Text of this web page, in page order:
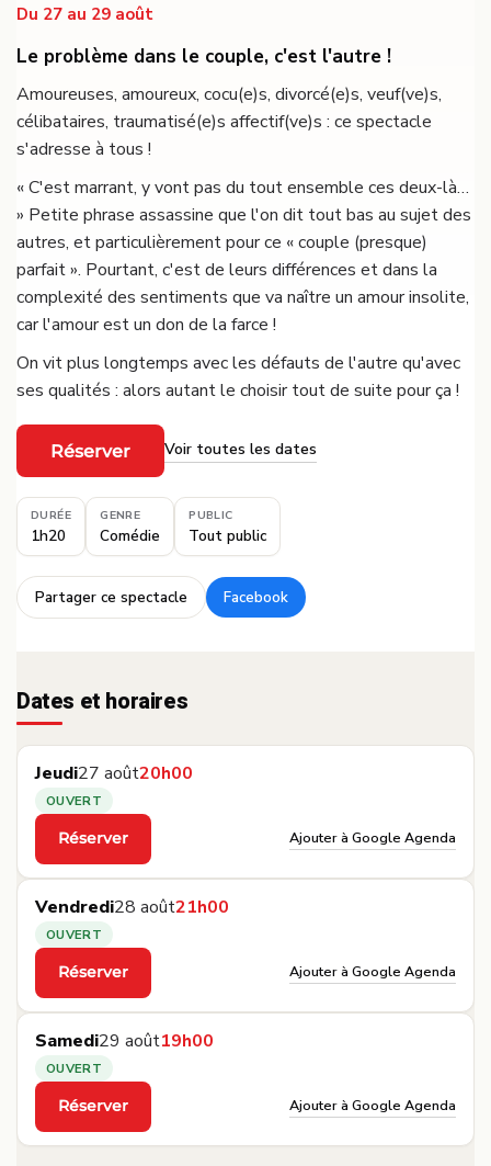
Du 27 au 29 août
Le problème dans le couple, c'est l'autre !
Amoureuses, amoureux, cocu(e)s, divorcé(e)s, veuf(ve)s,
célibataires, traumatisé(e)s affectif(ve)s : ce spectacle
s'adresse à tous !
« C'est marrant, y vont pas du tout ensemble ces deux-là…
» Petite phrase assassine que l'on dit tout bas au sujet des
autres, et particulièrement pour ce « couple (presque)
parfait ». Pourtant, c'est de leurs différences et dans la
complexité des sentiments que va naître un amour insolite,
car l'amour est un don de la farce !
On vit plus longtemps avec les défauts de l'autre qu'avec
ses qualités : alors autant le choisir tout de suite pour ça !
Réserver Voir toutes les dates
DURÉE
1h20
GENRE
Comédie
PUBLIC
Tout public
Partager ce spectacle
·
Facebook
Dates et horaires
Jeudi27 août20h00
OUVERT
Réserver
·
Ajouter à Google Agenda
Vendredi28 août21h00
OUVERT
Réserver
·
Ajouter à Google Agenda
Samedi29 août19h00
OUVERT
Réserver
·
Ajouter à Google Agenda